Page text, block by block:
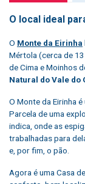
O local ideal
O Monte da Eirinha
Mértola (cerca de
de Cima e Moinhos
Natural do Vale do
O Monte da Eirinha
Parcela de uma
indica, onde as
trabalhadas para
e, por fim, o pão.
Agora é uma Casa